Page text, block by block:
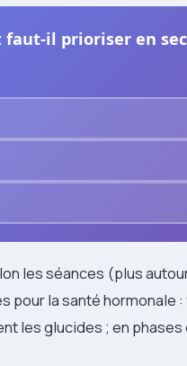
il prioriser en
les séances (plus
pour la santé hormonale
les glucides ; en